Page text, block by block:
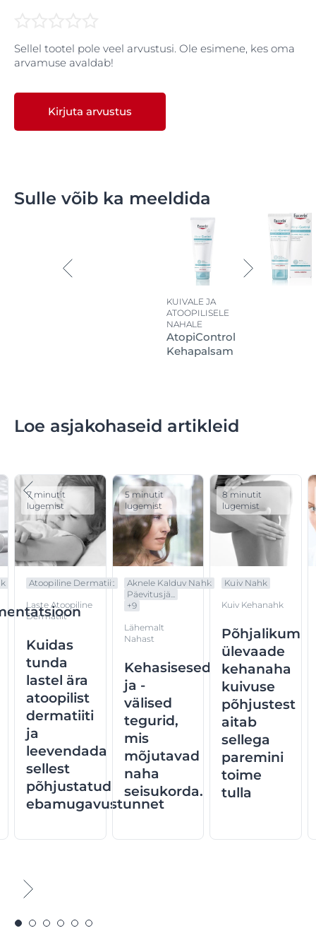
Sellel tootel pole veel arvustusi. Ole esimene, kes oma
arvamuse avaldab!
Kirjuta arvustus
Sulle võib ka meeldida
KUIVALE JA
ATOOPILISELE
NAHALE
AtopiControl
Kehapalsam
Loe asjakohaseid artikleid
Atoopiline Dermatiit
Laste Atoopiline
Dermatiit
Kuidas
tunda
lastel ära
atoopilist
dermatiiti
ja
leevendada
sellest
põhjustatud
ebamugavustunnet
7 minutit
lugemist
Aknele Kalduv Nahk
Päevitusjä...
+9
Lähemalt
Nahast
Kehasisesed
ja -
välised
tegurid,
mis
mõjutavad
naha
seisukorda.
5 minutit
lugemist
Kuiv Nahk
Kuiv Kehanahk
Põhjalikum
ülevaade
kehanaha
kuivuse
põhjustest
aitab
sellega
paremini
toime
tulla
8 minutit
lugemist